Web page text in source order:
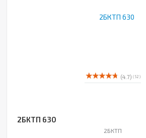
(4.7) ( 52 )
2БКТП 630
2БКТП